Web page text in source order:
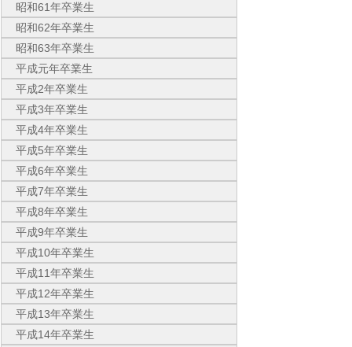
昭和61年卒業生
昭和62年卒業生
昭和63年卒業生
平成元年卒業生
平成2年卒業生
平成3年卒業生
平成4年卒業生
平成5年卒業生
平成6年卒業生
平成7年卒業生
平成8年卒業生
平成9年卒業生
平成10年卒業生
平成11年卒業生
平成12年卒業生
平成13年卒業生
平成14年卒業生